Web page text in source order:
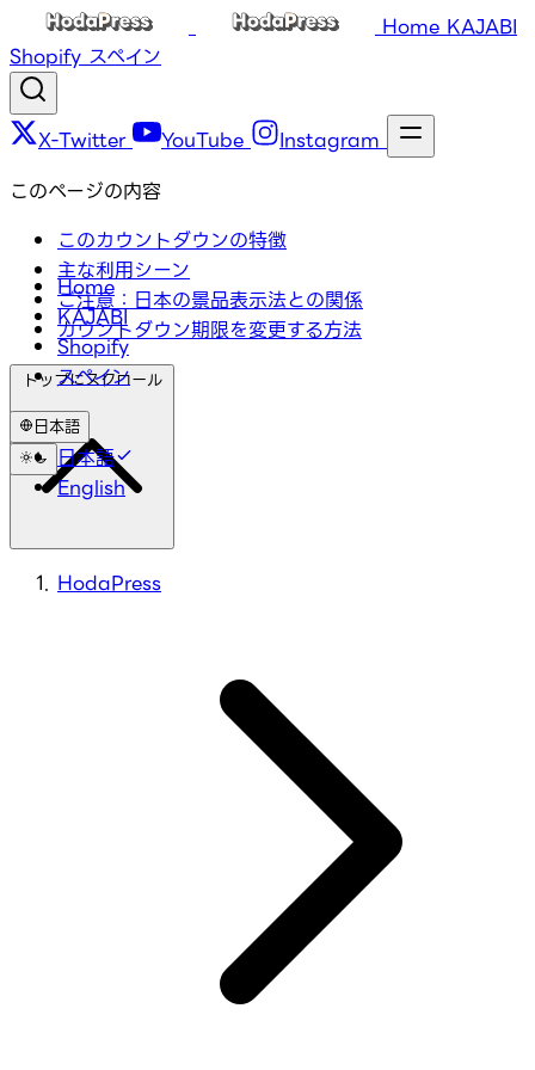
Home KAJABI
Shopify スペイン
X-Twitter YouTube Instagram
Home
KAJABI
Shopify
スペイン
日本語
日本語
English
このページの内容
このカウントダウンの特徴
主な利用シーン
ご注意：日本の景品表示法との関係
カウントダウン期限を変更する方法
トップにスクロール
HodaPress